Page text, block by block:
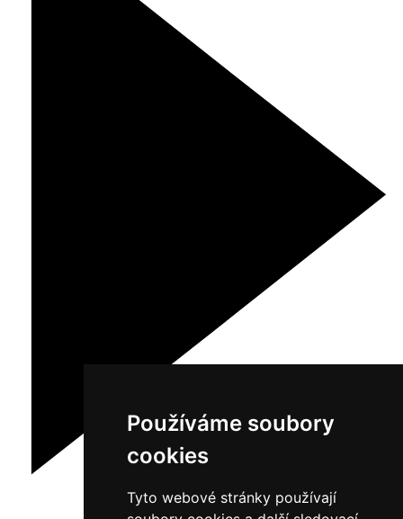
Používáme soubory
cookies
Tyto webové stránky používají